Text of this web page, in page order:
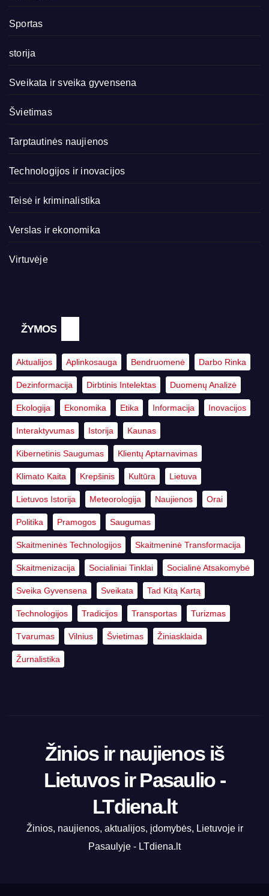
Sportas
storija
Sveikata ir sveika gyvensena
Švietimas
Tarptautinės naujienos
Technologijos ir inovacijos
Teisė ir kriminalistika
Verslas ir ekonomika
Virtuvėje
ŽYMOS
Aktualijos Aplinkosauga Bendruomenė Darbo Rinka
Dezinformacija Dirbtinis Intelektas Duomenų Analizė
Ekologija Ekonomika Etika Informacija Inovacijos
Interaktyvumas Istorija Kaunas
Kibernetinis Saugumas Klientų Aptarnavimas
Klimato Kaita Krepšinis Kultūra Lietuva
Lietuvos Istorija Meteorologija Naujienos Orai
Politika Pramogos Saugumas
Skaitmeninės Technologijos Skaitmeninė Transformacija
Skaitmenizacija Socialiniai Tinklai Socialinė Atsakomybė
Sveika Gyvensena Sveikata Tad Kitą Kartą
Technologijos Tradicijos Transportas Turizmas
Tvarumas Vilnius Švietimas Žiniasklaida
Žurnalistika
Žinios ir naujienos iš
Lietuvos ir Pasaulio -
LTdiena.lt
Žinios, naujienos, aktualijos, įdomybės, Lietuvoje ir
Pasaulyje - LTdiena.lt